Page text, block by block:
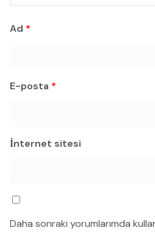
Ad *
E-posta *
İnternet sitesi
Daha sonraki yorumlarımda